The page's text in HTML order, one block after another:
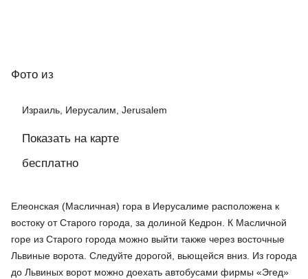
Фото из
Израиль, Иерусалим, Jerusalem
Показать на карте
бесплатно
Елеонская (Масличная) гора в Иерусалиме расположена к
востоку от Старого города, за долиной Кедрон. К Масличной
горе из Старого города можно выйти также через восточные
Львиные ворота. Следуйте дорогой, вьющейся вниз. Из города
до Львиных ворот можно доехать автобусами фирмы «Эгед»